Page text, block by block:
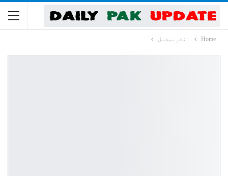
Home انٹرنیشنل